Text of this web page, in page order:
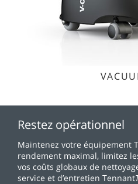
Restez opérationnel
Maintenez votre équipement
rendement maximal, limitez
vos coûts globaux de
service et d’entretien Tennant